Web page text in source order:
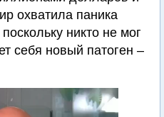
охватила паника
никто не мог
себя новый патоген –